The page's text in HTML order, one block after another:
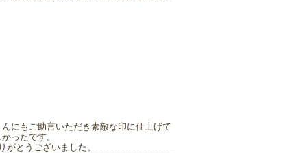
にもご助言いただき素敵な印に仕上げて
ったです。
とうございました。